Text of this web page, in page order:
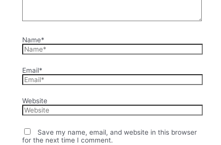
Name*
Email*
Website
Save my name, email, and website in this browser
for the next time I comment.